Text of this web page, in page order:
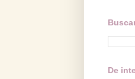
De